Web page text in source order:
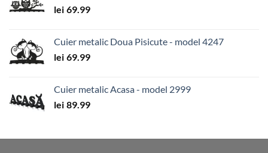
lei 69.99
Cuier metalic Doua Pisicute - model 4247
lei 69.99
Cuier metalic Acasa - model 2999
lei 89.99